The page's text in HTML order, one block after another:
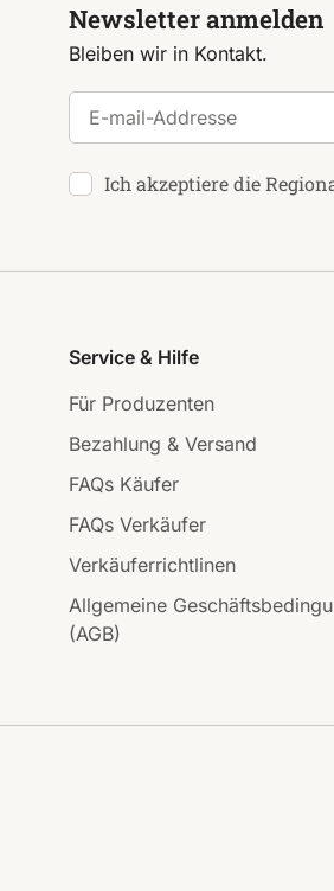
Newsletter anmelden
Bleiben wir in Kontakt.
Ich akzeptiere die
Service & Hilfe
Für Produzenten
Bezahlung & Versand
FAQs Käufer
FAQs Verkäufer
Verkäuferrichtlinen
Allgemeine
(AGB)